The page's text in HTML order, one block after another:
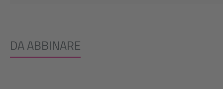
DA ABBINARE